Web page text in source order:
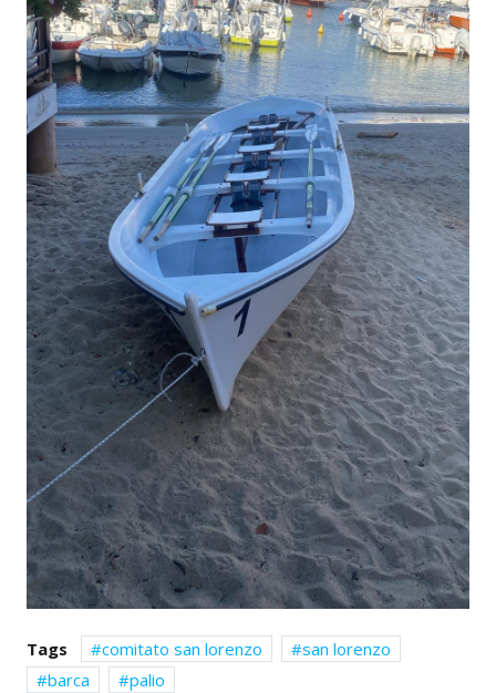
Tags comitato san lorenzo
san lorenzo
barca
palio